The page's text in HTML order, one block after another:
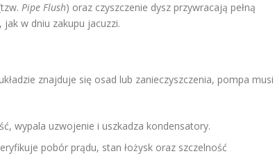
Pipe Flush) oraz czyszczenie dysz przywracają pełną
w dniu zakupu jacuzzi.
znajduje się osad lub zanieczyszczenia, pompa musi
wypala uzwojenie i uszkadza kondensatory.
pobór prądu, stan łożysk oraz szczelność